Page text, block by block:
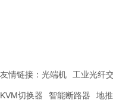
友情链接： 光端机 工业光纤
KVM切换器 智能断路器 地推